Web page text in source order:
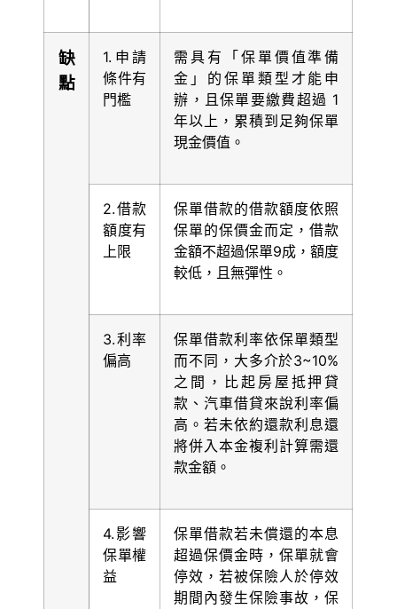
缺
點
1.申請
條件有
門檻
需具有「保單價值準備
金」的保單類型才能申
辦，且保單要繳費超過 1
年以上，累積到足夠保單
現金價值。
2.借款
額度有
上限
保單借款的借款額度依照
保單的保價金而定，借款
金額不超過保單9成，額度
較低，且無彈性。
3.利率
偏高
保單借款利率依保單類型
而不同，大多介於3~10%
之間，比起房屋抵押貸
款、汽車借貸來說利率偏
高。若未依約還款利息還
將併入本金複利計算需還
款金額。
4.影響
保單權
益
保單借款若未償還的本息
超過保價金時，保單就會
停效，若被保險人於停效
期間內發生保險事故，保